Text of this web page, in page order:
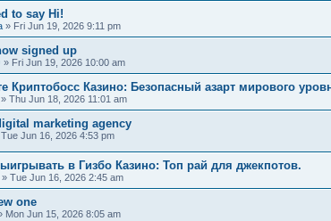
to say Hi!
» Fri Jun 19, 2026 9:11 pm
signed up
» Fri Jun 19, 2026 10:00 am
Криптобосс Казино: Безопасный азарт мирового
» Thu Jun 18, 2026 11:01 am
marketing agency
Tue Jun 16, 2026 4:53 pm
в Гизбо Казино: Топ рай для джекпотов.
» Tue Jun 16, 2026 2:45 am
one
Mon Jun 15, 2026 8:05 am